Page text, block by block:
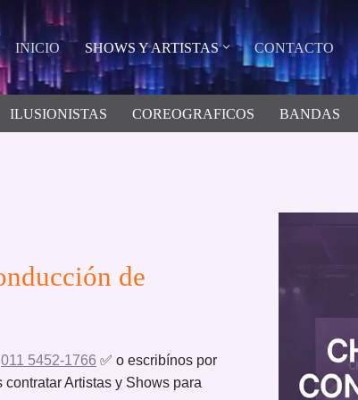
INICIO SHOWS Y ARTISTAS CONTACTO
ILUSIONISTAS COREOGRAFICOS BANDAS
de
011 5452-1766 ✅ o escribínos por
Artistas y Shows para